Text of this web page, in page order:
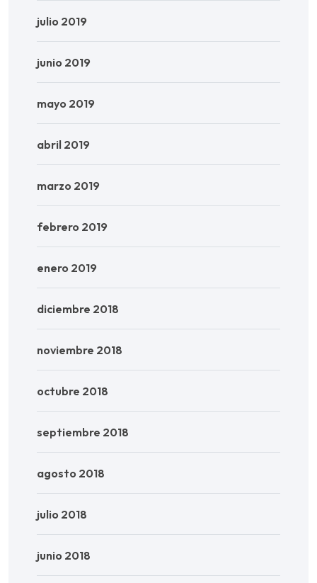
julio 2019
junio 2019
mayo 2019
abril 2019
marzo 2019
febrero 2019
enero 2019
diciembre 2018
noviembre 2018
octubre 2018
septiembre 2018
agosto 2018
julio 2018
junio 2018